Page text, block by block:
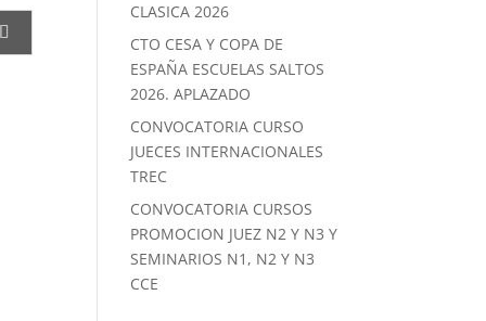
CLASICA 2026
CTO CESA Y COPA DE
ESPAÑA ESCUELAS SALTOS
2026. APLAZADO
CONVOCATORIA CURSO
JUECES INTERNACIONALES
TREC
CONVOCATORIA CURSOS
PROMOCION JUEZ N2 Y N3 Y
SEMINARIOS N1, N2 Y N3
CCE